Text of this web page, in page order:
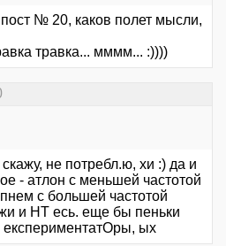
№ 20, каков полет мысли,
травка... мммм... :))))
не потребл.ю, хи :) да и
- атлон с меньшей частотой
с большей частотой
и НТ есь. еще бы пеньки
експериментатОры, ых